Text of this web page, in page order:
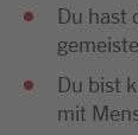
Du hast
Du bist
mit